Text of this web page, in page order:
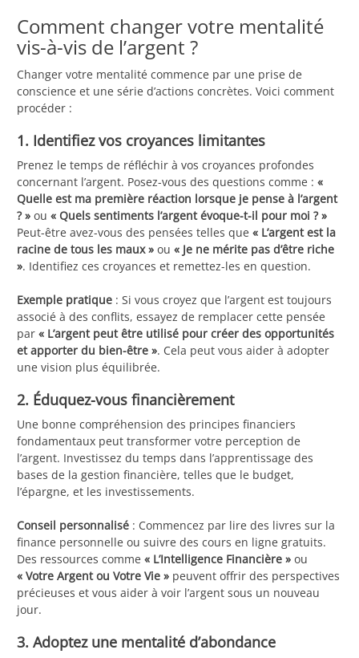
Comment changer votre mentalité
vis-à-vis de l’argent ?
Changer votre mentalité commence par une prise de
conscience et une série d’actions concrètes. Voici comment
procéder :
1. Identifiez vos croyances limitantes
Prenez le temps de réfléchir à vos croyances profondes
concernant l’argent. Posez-vous des questions comme : «
Quelle est ma première réaction lorsque je pense à l’argent
? » ou « Quels sentiments l’argent évoque-t-il pour moi ? »
Peut-être avez-vous des pensées telles que « L’argent est la
racine de tous les maux » ou « Je ne mérite pas d’être riche
». Identifiez ces croyances et remettez-les en question.
Exemple pratique : Si vous croyez que l’argent est toujours
associé à des conflits, essayez de remplacer cette pensée
par « L’argent peut être utilisé pour créer des opportunités
et apporter du bien-être ». Cela peut vous aider à adopter
une vision plus équilibrée.
2. Éduquez-vous financièrement
Une bonne compréhension des principes financiers
fondamentaux peut transformer votre perception de
l’argent. Investissez du temps dans l’apprentissage des
bases de la gestion financière, telles que le budget,
l’épargne, et les investissements.
Conseil personnalisé : Commencez par lire des livres sur la
finance personnelle ou suivre des cours en ligne gratuits.
Des ressources comme « L’Intelligence Financière » ou
« Votre Argent ou Votre Vie » peuvent offrir des perspectives
précieuses et vous aider à voir l’argent sous un nouveau
jour.
3. Adoptez une mentalité d’abondance